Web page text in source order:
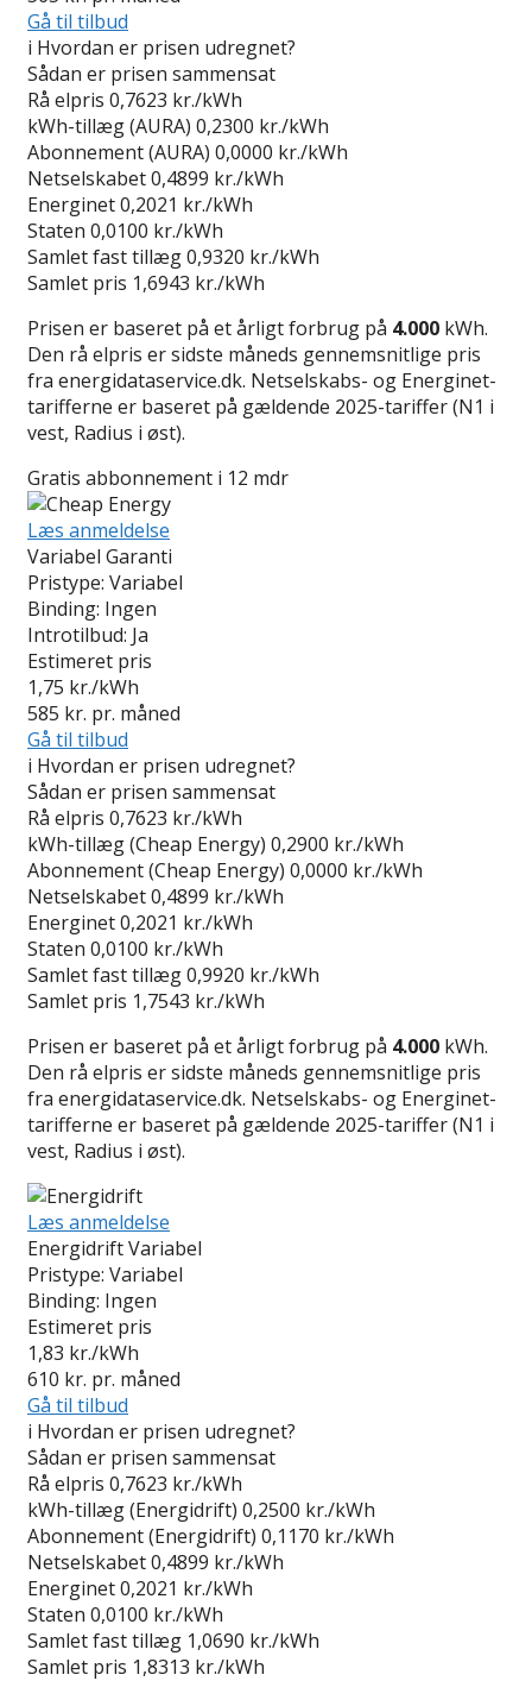
Gå til tilbud
i Hvordan er prisen udregnet?
Sådan er prisen sammensat
Rå elpris 0,7623 kr./kWh
kWh-tillæg (AURA) 0,2300 kr./kWh
Abonnement (AURA) 0,0000 kr./kWh
Netselskabet0,4899 kr./kWh
Energinet0,2021 kr./kWh
Staten 0,0100 kr./kWh
Samlet fast tillæg0,9320 kr./kWh
Samlet pris 1,6943 kr./kWh
Prisen er baseret på et årligt forbrug på 4.000 kWh.
Den rå elpris er sidste måneds gennemsnitlige pris
fra energidataservice.dk. Netselskabs- og Energinet-
tarifferne er baseret på gældende 2025-tariffer (N1 i
vest, Radius i øst).
Gratis abbonnement i 12 mdr
Læs anmeldelse
Variabel Garanti
Pristype: Variabel
Binding: Ingen
Introtilbud: Ja
Estimeret pris
1,75 kr./kWh
585 kr. pr. måned
Gå til tilbud
i Hvordan er prisen udregnet?
Sådan er prisen sammensat
Rå elpris 0,7623 kr./kWh
kWh-tillæg (Cheap Energy) 0,2900 kr./kWh
Abonnement (Cheap Energy) 0,0000 kr./kWh
Netselskabet0,4899 kr./kWh
Energinet0,2021 kr./kWh
Staten 0,0100 kr./kWh
Samlet fast tillæg0,9920 kr./kWh
Samlet pris 1,7543 kr./kWh
Prisen er baseret på et årligt forbrug på 4.000 kWh.
Den rå elpris er sidste måneds gennemsnitlige pris
fra energidataservice.dk. Netselskabs- og Energinet-
tarifferne er baseret på gældende 2025-tariffer (N1 i
vest, Radius i øst).
Læs anmeldelse
Energidrift Variabel
Pristype: Variabel
Binding: Ingen
Estimeret pris
1,83 kr./kWh
610 kr. pr. måned
Gå til tilbud
i Hvordan er prisen udregnet?
Sådan er prisen sammensat
Rå elpris 0,7623 kr./kWh
kWh-tillæg (Energidrift) 0,2500 kr./kWh
Abonnement (Energidrift) 0,1170 kr./kWh
Netselskabet0,4899 kr./kWh
Energinet0,2021 kr./kWh
Staten 0,0100 kr./kWh
Samlet fast tillæg 1,0690 kr./kWh
Samlet pris 1,8313 kr./kWh